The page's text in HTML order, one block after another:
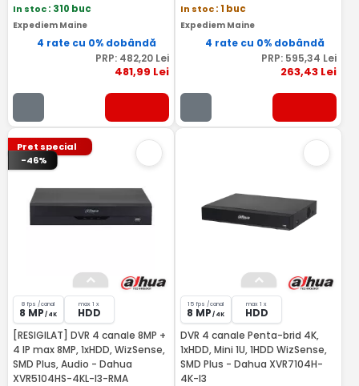
In stoc: 310 buc
Expediem Maine
4 rate cu 0% dobândă
PRP: 482,20Lei
481,99 Lei
In stoc: 1 buc
Expediem Maine
4 rate cu 0% dobândă
PRP: 595,34 Lei
263,43 Lei
Pret special
-46%
8 fps /canal
8 MP / 4K
max 1 x
HDD
[RESIGILAT] DVR 4 canale 8MP +
4 IP max 8MP, 1xHDD, WizSense,
SMD Plus, Audio - Dahua
XVR5104HS-4KL-I3-RMA
15 fps /canal
8 MP / 4K
max 1 x
HDD
DVR 4 canale Penta-brid 4K,
1xHDD, Mini 1U, 1HDD WizSense,
SMD Plus - Dahua XVR7104H-
4K-I3